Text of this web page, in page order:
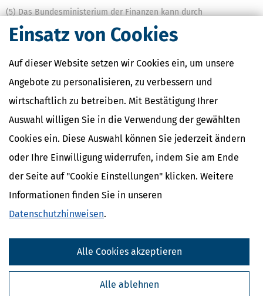
Einsatz von Cookies
Auf dieser Website setzen wir Cookies ein, um unsere
Angebote zu personalisieren, zu verbessern und
wirtschaftlich zu betreiben. Mit Bestätigung Ihrer
Auswahl willigen Sie in die Verwendung der gewählten
Cookies ein. Diese Auswahl können Sie jederzeit ändern
oder Ihre Einwilligung widerrufen, indem Sie am Ende
der Seite auf "Cookie Einstellungen" klicken. Weitere
Informationen finden Sie in unseren
Datenschutzhinweisen.
Alle ablehnen
Alle Cookies akzeptieren
(5) Das Bundesministerium der Finanzen kann durch
Rechtsverordnung im Einvernehmen mit dem Bundesministerium
für Arbeit und Soziales ohne Zustimmung des Bundesrates
und organisatorischen Voraussetzungen eine
Anmeldung, Änderungsmeldung undVersicherung
3 Satz 1 und 2 und Absatz 4 elektronisch übermittelt
werden kann,
2.
unter welchen Voraussetzungen eine Änderungsmeldung
ausnahmsweise entfallen kann, und
3.
wie das Meldeverfahren vereinfacht oder abgewandelt
werden kann, sofern die entsandten Arbeitnehmer und
wiederkehrenden Werk- oder Dienstleistung eingesetzt
werden oder sonstige Besonderheiten der zu
erbringenden Werk- oder Dienstleistungen dies